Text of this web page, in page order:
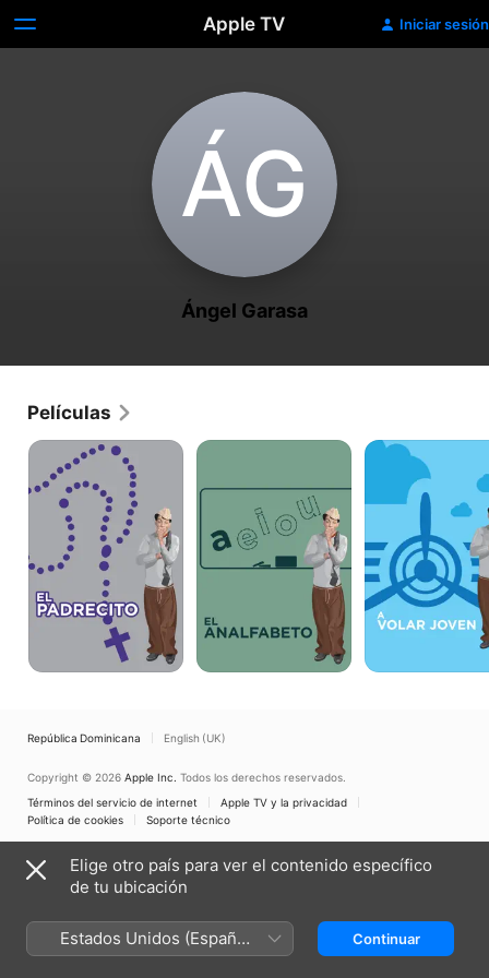
Apple TV Iniciar sesión
Á‌G
Ángel Garasa
Películas
El
Padrecito
El
A
República Dominicana English (UK)
Copyright © 2026 Apple Inc. Todos los derechos reservados.
Términos del servicio de internet
Apple TV y la privacidad
Política de cookies
Soporte técnico
Elige otro país para ver el contenido específico
de tu ubicación
Estados Unidos (Español
México)
Continuar